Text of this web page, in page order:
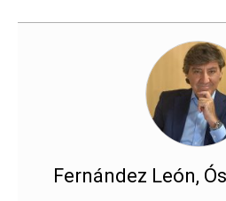
Fernández León,